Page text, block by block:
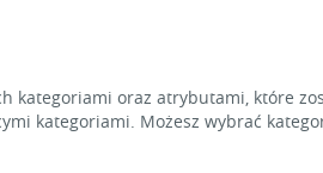
kategoriami oraz atrybutami, które
kategoriami. Możesz wybrać